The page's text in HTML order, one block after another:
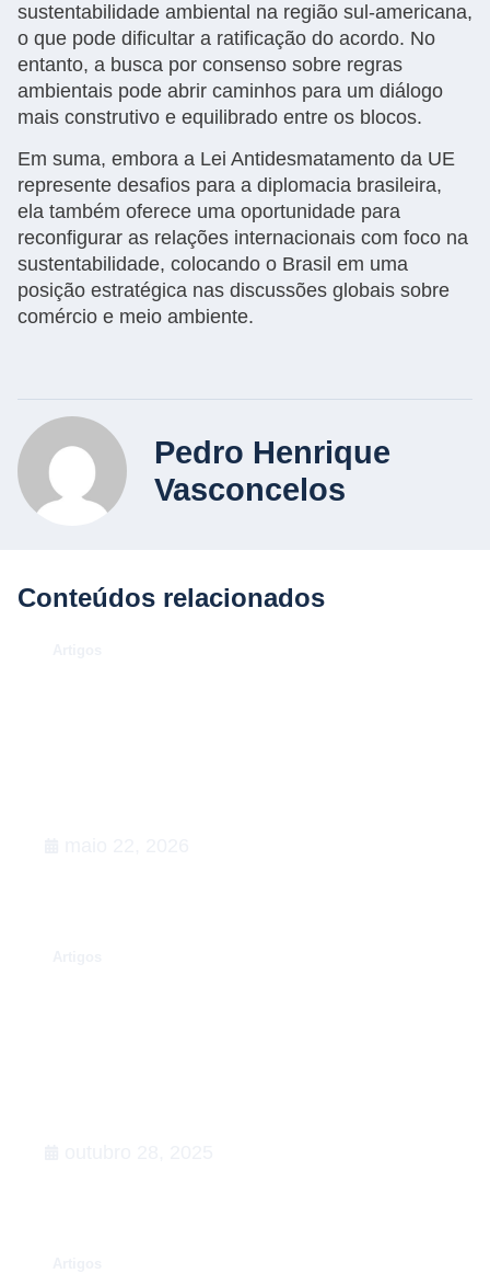
sustentabilidade ambiental na região sul-americana,
o que pode dificultar a ratificação do acordo. No
entanto, a busca por consenso sobre regras
ambientais pode abrir caminhos para um diálogo
mais construtivo e equilibrado entre os blocos.
Em suma, embora a Lei Antidesmatamento da UE
represente desafios para a diplomacia brasileira,
ela também oferece uma oportunidade para
reconfigurar as relações internacionais com foco na
sustentabilidade, colocando o Brasil em uma
posição estratégica nas discussões globais sobre
comércio e meio ambiente.
Pedro Henrique
Vasconcelos
Conteúdos relacionados